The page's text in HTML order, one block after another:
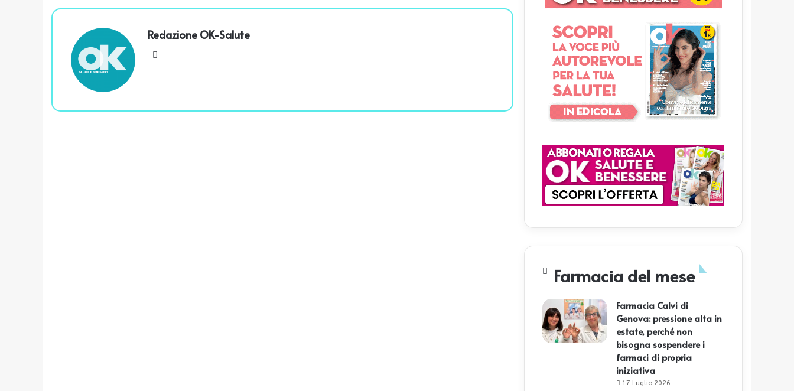
Redazione OK-Salute
Farmacia del mese
Farmacia Calvi di
Genova: pressione alta in
estate, perché non
bisogna sospendere i
farmaci di propria
iniziativa
17 Luglio 2026